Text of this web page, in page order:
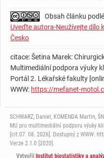
Obsah článku
Uveďte autora-Neužívejte dílo
Česko
citace: Šetina Marek:
Multimediální podpora výuky
Portál 2. Lékařské fakulty
WWW: https://mefanet-
SCHWARZ, Daniel, KOMENDA Martin,
MU pro multimediální podporu výuky
[cit.07. 08. 2026]. Dostupný z WWW:
Verze 2.1.0 [2020].
Vytvořil
Institut biostatistiky a